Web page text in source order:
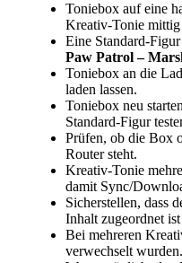
Toniebox auf eine
Kreativ-Tonie mittig
Eine Standard-
Paw Patrol –
Toniebox an die
laden lassen.
Toniebox neu
Standard-Figur
Prüfen, ob die Box
Router steht.
Kreativ-Tonie
damit Sync/
Sicherstellen, dass
Inhalt zugeordnet
Bei mehreren
verwechselt wurden.